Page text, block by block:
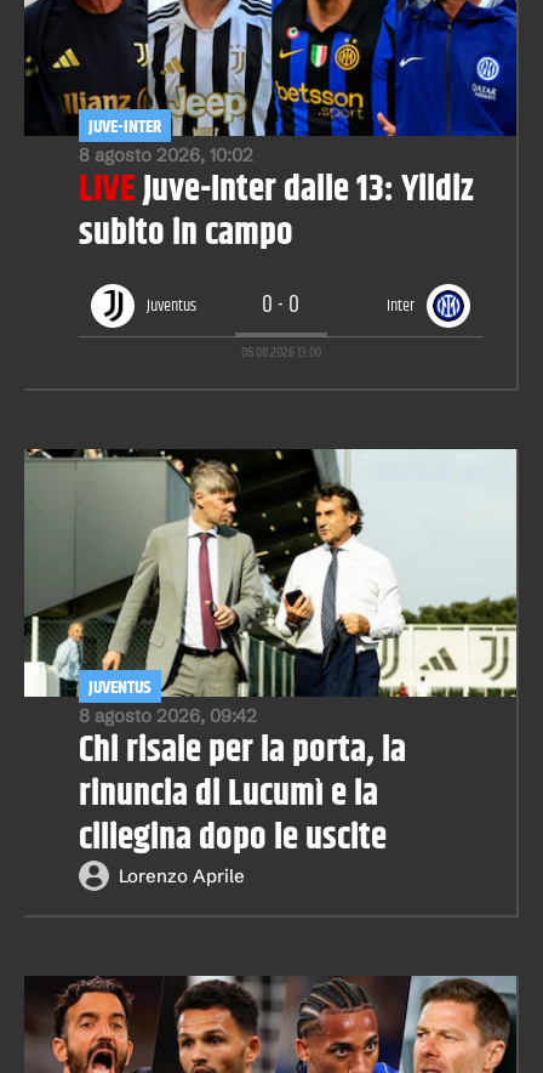
8 agosto 2026, 10:02
JUVE-INTER
LIVEJuve-Inter dalle 13: Yildiz
subito in campo
Juventus 0-0 Inter
08.08.202613:00
8 agosto 2026, 09:42
JUVENTUS
Chi risale per la porta, la
rinuncia di Lucumì e la
ciliegina dopo le uscite
Lorenzo Aprile